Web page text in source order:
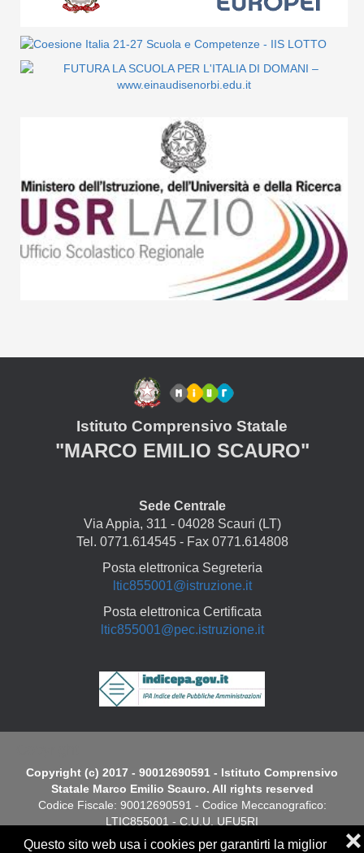
Questo sito web usa i cookies per garantirti la miglior
❌
Istituto Comprensivo Statale
"MARCO EMILIO SCAURO"
Sede Centrale
Via Appia, 311 - 04028 Scauri (LT)
Tel. 0771.614545 - Fax 0771.614808
Posta elettronica Segreteria
ltic855001@istruzione.it
Posta elettronica Certificata
ltic855001@pec.istruzione.it
Copyright (c) 2017 - 90012690591 - Istituto Comprensivo
Statale Marco Emilio Scauro. All rights reserved
Codice Fiscale: 90012690591 - Codice Meccanografico:
LTIC855001 - C.U.U. UFU5RI